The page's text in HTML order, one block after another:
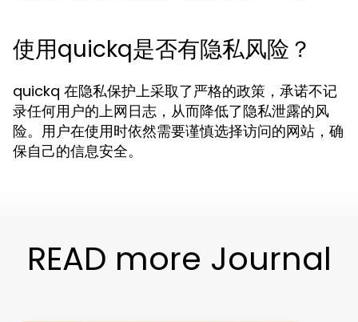
使用quickq是否有隐私风险？
quickq 在隐私保护上采取了严格的政策，承诺不记
录任何用户的上网日志，从而降低了隐私泄露的风
险。用户在使用时依然需要谨慎选择访问的网站，确
保自己的信息安全。
READ more Journal